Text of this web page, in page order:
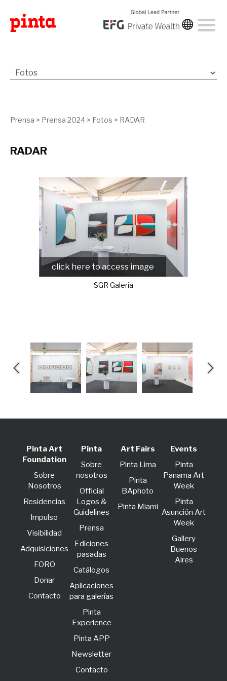
Prensa > Prensa 2024 > Fotos > RADAR
RADAR
click here to access image
SGR Galería
Pinta Art
Foundation
Sobre
Nosotros
Residencias
lmpulso
Visibilidad
Adquisiciones
FORO
Donar
Contacto
Pinta
Sobre
nosotros
Official
Logos &
Guidelines
Prensa
Ediciones
pasadas
Catálogos
Aplicaciones
para galerías
Pinta
Experience
Pinta APP
Newsletter
Contacto
Art Fairs
Pinta Lima
Pinta
BAphoto
Pinta Miami
Events
Pinta
Panama Art
Week
Pinta
Asunción Art
Week
Gallery
Buenos
Aires